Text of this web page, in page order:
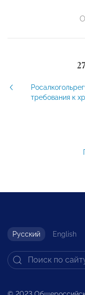
требования к
Русский English